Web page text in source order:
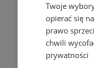
Twoje
opierać się
prawo
chwili
prywatności